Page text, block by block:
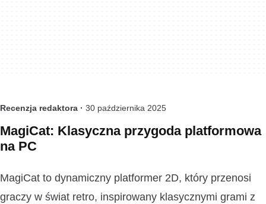
Recenzja redaktora · 30 października 2025
MagiCat: Klasyczna przygoda platformowa
na PC
MagiCat to dynamiczny platformer 2D, który przenosi
graczy w świat retro, inspirowany klasycznymi grami z